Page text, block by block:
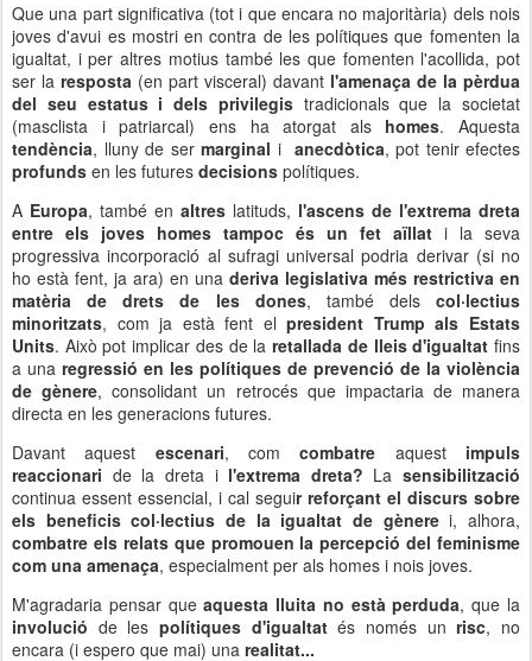
Que una part significativa (tot i que encara no majoritària) dels nois
joves d'avui es mostri en contra de les polítiques que fomenten la
igualtat, i per altres motius també les que fomenten l'acollida, pot
ser la resposta (en part visceral) davant l'amenaça de la pèrdua
del seu estatus i dels privilegistradicionals que la societat
(masclista i patriarcal) ens ha atorgat als homes. Aquesta
tendència, lluny de ser marginal i anecdòtica, pot tenir efectes
profunds en les futures decisions polítiques.
A Europa, també en altres latituds, l'ascens de l'extrema dreta
entre els joves homes tampoc és un fet aïllat i la seva
progressiva incorporació al sufragi universal podria derivar (si no
ho està fent, ja ara) en una deriva legislativa més restrictiva en
matèria de drets de les dones, també delscol·lectius
minoritzats, com ja està fent elpresident Trump als Estats
Units. Això pot implicar des de laretallada de lleis d'igualtat fins
a una regressió en les polítiques de prevenció de la violència
de gènere, consolidant un retrocés que impactaria de manera
directa en les generacions futures.
Davant aquest escenari, comcombatre aquestimpuls
reaccionari de la dreta i l'extrema dreta? La sensibilització
continua essent essencial, i cal seguir reforçant el discurs sobre
els beneficis col·lectius de la igualtat de gènerei, alhora,
combatre els relats que promouen la percepció del feminisme
com una amenaça, especialment per als homes i nois joves.
M'agradaria pensar queaquesta lluita no està perduda, que la
involució de les polítiques d'igualtatés només unrisc, no
encara (i espero que mai) una realitat...